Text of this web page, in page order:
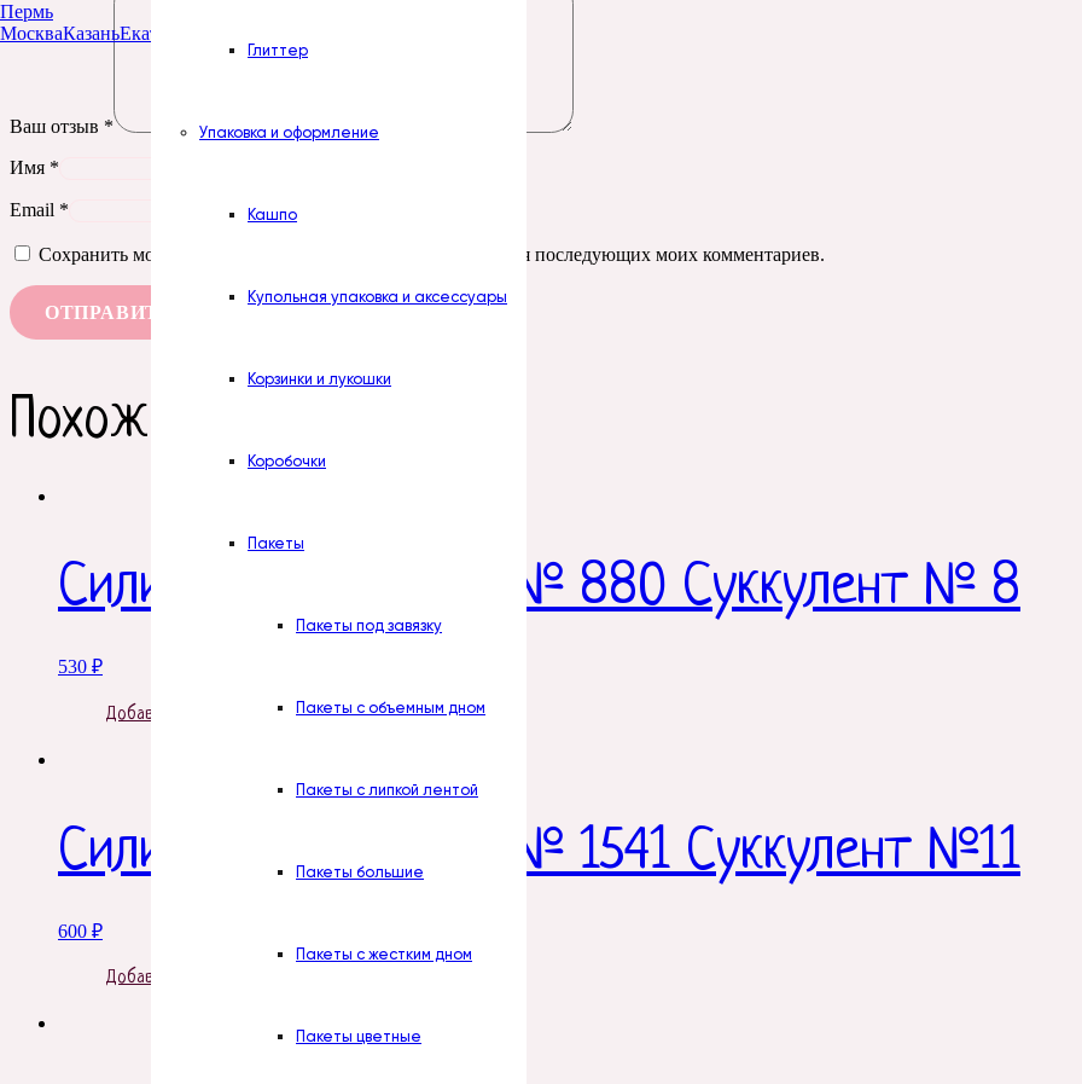
Глиттер
Упаковка и оформление
Кашпо
Купольная упаковка и аксессуары
Корзинки и лукошки
Коробочки
Пакеты
Пакеты под завязку
Пакеты с объемным дном
Пакеты с липкой лентой
Пакеты большие
Пакеты с жестким дном
Пакеты цветные
Пермь
МоскваКазаньЕкатеринбург
Ваш отзыв *
Имя *
Email *
Сохранить моё имя, email и адрес сайта в этом браузере для последующих моих комментариев.
Похожие товары
Силиконовая форма № 880 Суккулент № 8
530 ₽
Добавить в корзину
Силиконовая форма № 1541 Суккулент №11
600 ₽
Добавить в корзину